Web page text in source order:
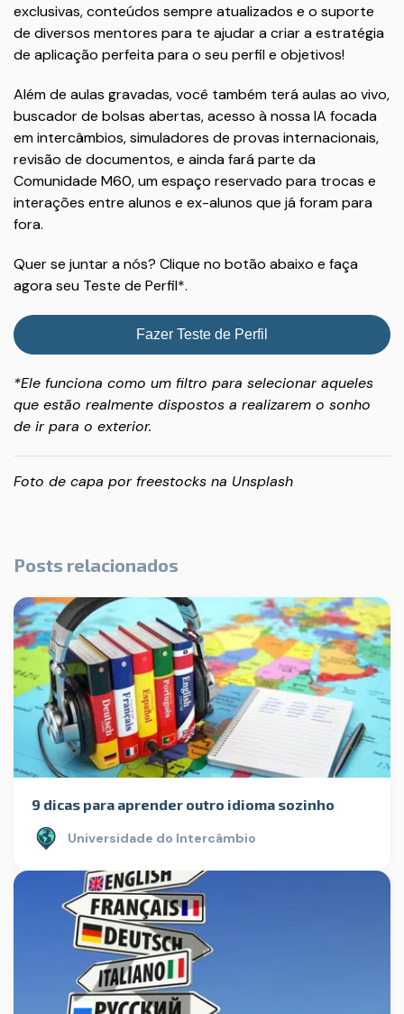
exclusivas, conteúdos sempre atualizados e o suporte
de diversos mentores para te ajudar a criar a estratégia
de aplicação perfeita para o seu perfil e objetivos!
Além de aulas gravadas, você também terá aulas ao vivo,
buscador de bolsas abertas, acesso à nossa IA focada
em intercâmbios, simuladores de provas internacionais,
revisão de documentos, e ainda fará parte da
Comunidade M60, um espaço reservado para trocas e
interações entre alunos e ex-alunos que já foram para
fora.
Quer se juntar a nós? Clique no botão abaixo e faça
agora seu Teste de Perfil*.
Fazer Teste de Perfil
*Ele funciona como um filtro para selecionar aqueles
que estão realmente dispostos a realizarem o sonho
de ir para o exterior.
Foto de capa por freestocks na Unsplash
Posts relacionados
9 dicas para aprender outro idioma sozinho
Universidade do Intercâmbio